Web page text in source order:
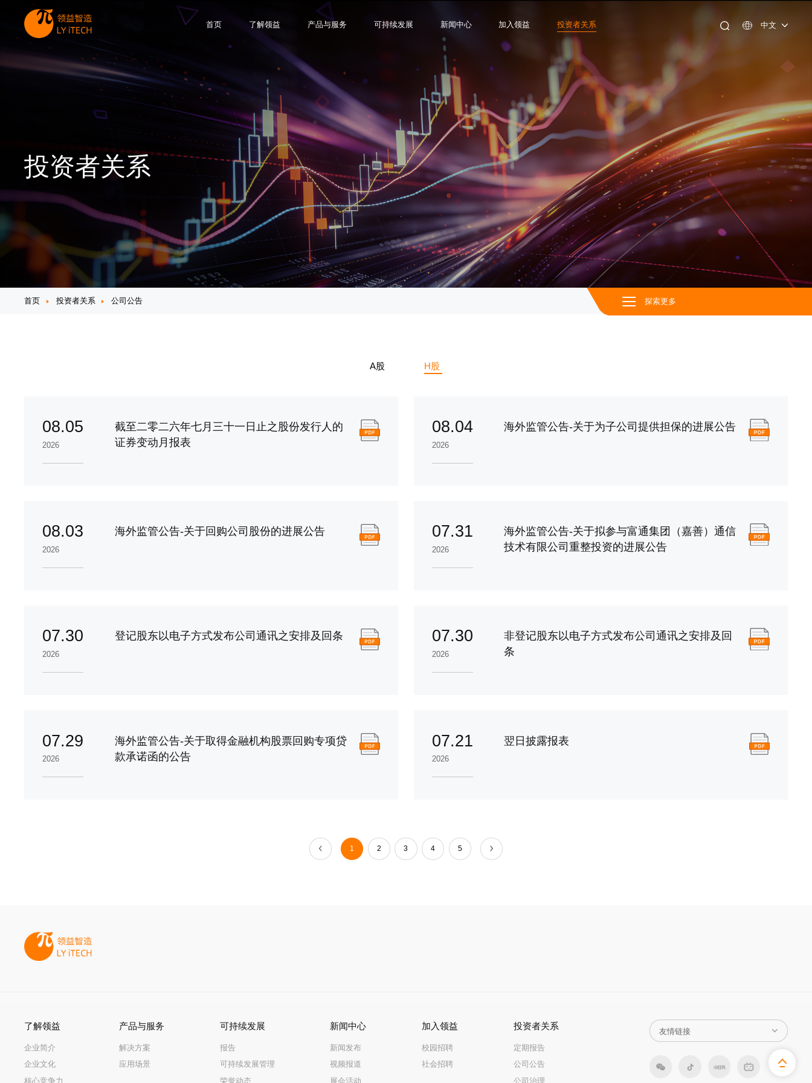
首页 了解领益 产品与服务 可持续发展 新闻中心 加入领益 投资者关系 中文
投资者关系
首页 投资者关系 公司公告 探索更多
A股 H股
08.05
2026
截至二零二六年七月三十一日止之股份发行人的
证券变动月报表
08.04
2026
海外监管公告-关于为子公司提供担保的进展公告
08.03
2026
海外监管公告-关于回购公司股份的进展公告 07.31
2026
海外监管公告-关于拟参与富通集团（嘉善）通信
技术有限公司重整投资的进展公告
07.30
2026
登记股东以电子方式发布公司通讯之安排及回条 07.30
2026
非登记股东以电子方式发布公司通讯之安排及回
条
07.29
2026
海外监管公告-关于取得金融机构股票回购专项贷
款承诺函的公告
07.21
2026
翌日披露报表
1 2 3 4 5
了解领益
企业简介
企业文化
核心竞争力
产品与服务
解决方案
应用场景
可持续发展
报告
可持续发展管理
荣誉动态
新闻中心
新闻发布
视频报道
展会活动
加入领益
校园招聘
社会招聘
投资者关系
定期报告
公司公告
公司治理